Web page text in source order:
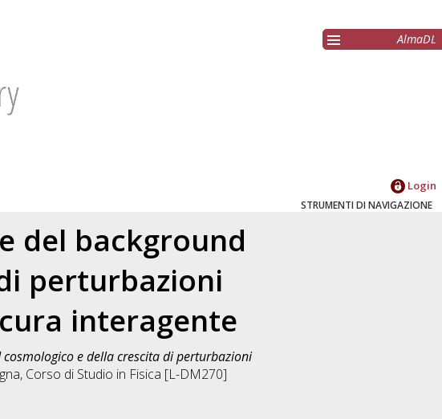
AlmaDL
Login
STRUMENTI DI NAVIGAZIONE
del background
perturbazioni
interagente
e della crescita di perturbazioni
Corso di Studio in Fisica [L-DM270]